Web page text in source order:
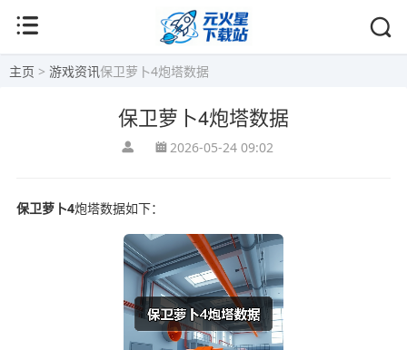
主页 > 游戏资讯保卫萝卜4炮塔数据
保卫萝卜4炮塔数据
2026-05-24 09:02
保卫萝卜4炮塔数据如下：